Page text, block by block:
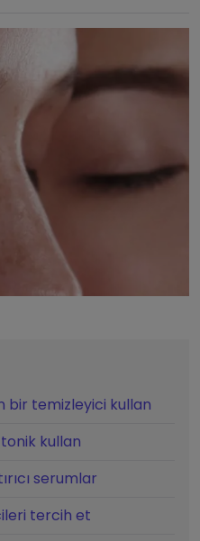
bir temizleyici kullan
kullan
serumlar
tercih et